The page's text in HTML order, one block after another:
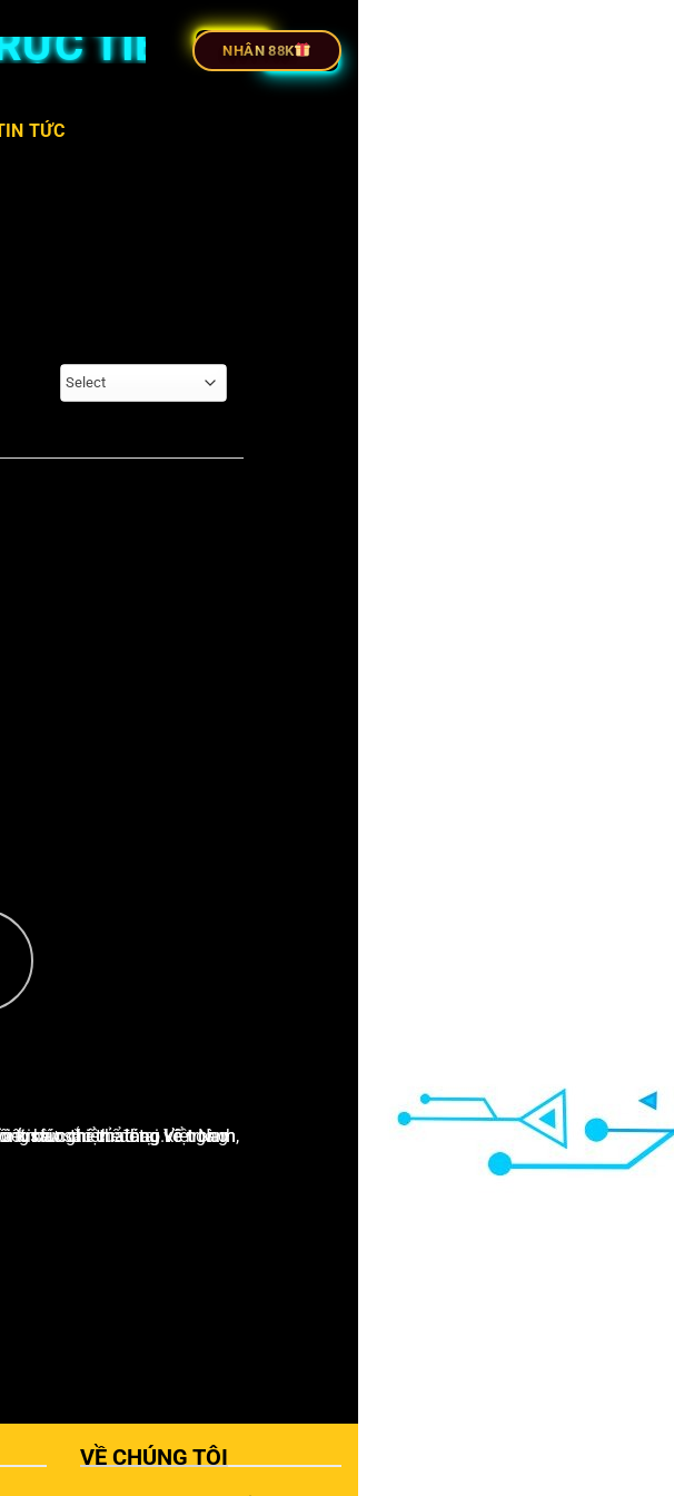
TIẾP BÓNG ĐÁ
NHÂN 88K
TỨC
Select
về ngành này đã giúp ông xây dựng uy tín và danh tiếng trong cộng đồng báo chí thể thao.
VỀ CHÚNG TÔI